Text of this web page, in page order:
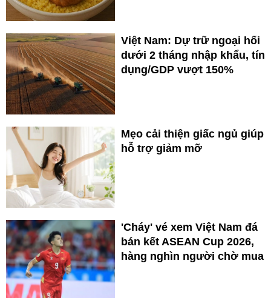
Việt Nam: Dự trữ ngoại hối
dưới 2 tháng nhập khẩu, tín
dụng/GDP vượt 150%
Mẹo cải thiện giấc ngủ giúp
hỗ trợ giảm mỡ
'Cháy' vé xem Việt Nam đá
bán kết ASEAN Cup 2026,
hàng nghìn người chờ mua